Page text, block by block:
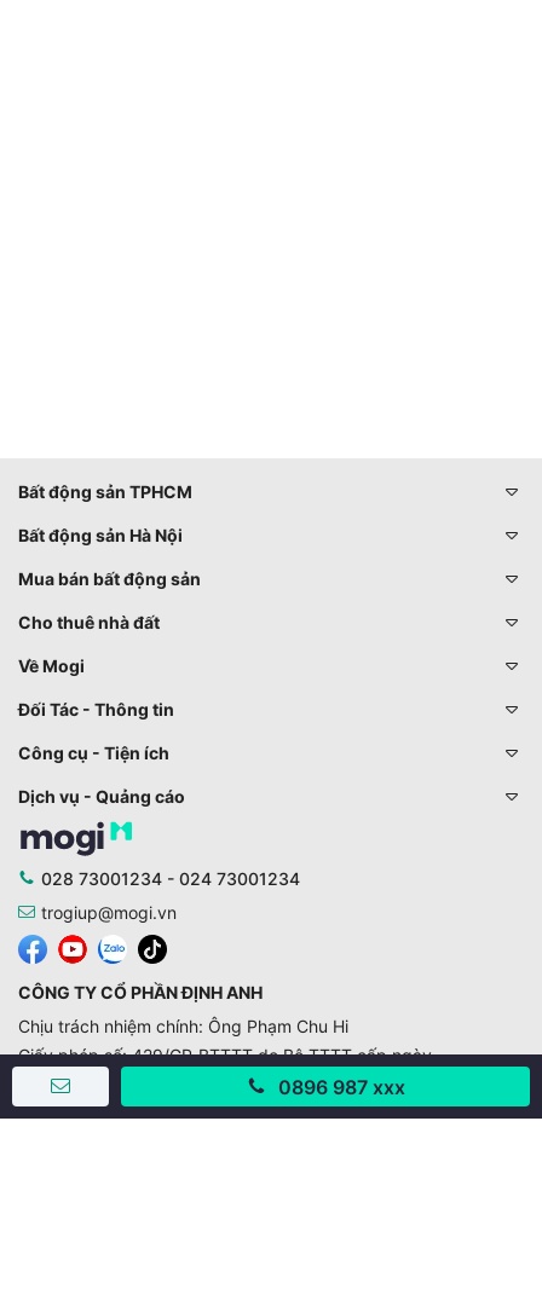
0896 987 xxx
Bất động sản TPHCM
Bất động sản Hà Nội
Mua bán bất động sản
Cho thuê nhà đất
Về Mogi
Đối Tác - Thông tin
Công cụ - Tiện ích
Dịch vụ - Quảng cáo
028 73001234 - 024 73001234
trogiup@mogi.vn
CÔNG TY CỔ PHẦN ĐỊNH ANH
Chịu trách nhiệm chính: Ông Phạm Chu Hi
Giấy phép số: 429/GP-BTTTT do Bộ TTTT cấp ngày
11/10/2019
Trụ sở chính: